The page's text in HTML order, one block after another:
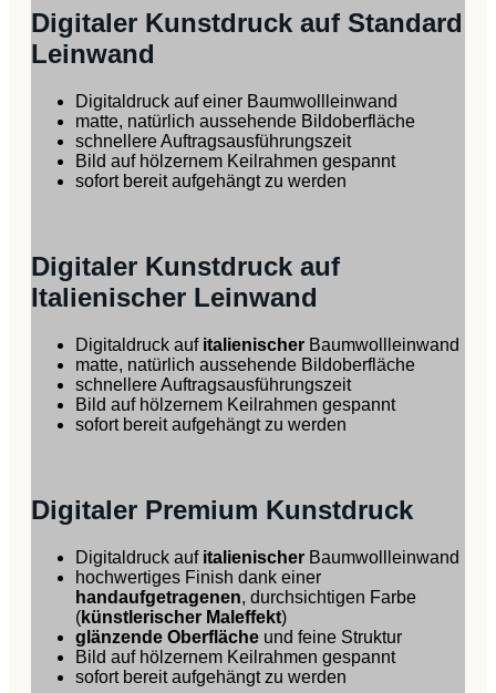
Digitaler Kunstdruck auf Standard
Leinwand
Digitaldruck auf einer Baumwollleinwand
matte, natürlich aussehende Bildoberfläche
schnellere Auftragsausführungszeit
Bild auf hölzernem Keilrahmen gespannt
sofort bereit aufgehängt zu werden
Digitaler Kunstdruck auf
Italienischer Leinwand
Digitaldruck auf italienischer Baumwollleinwand
matte, natürlich aussehende Bildoberfläche
schnellere Auftragsausführungszeit
Bild auf hölzernem Keilrahmen gespannt
sofort bereit aufgehängt zu werden
Digitaler Premium Kunstdruck
Digitaldruck auf italienischer Baumwollleinwand
hochwertiges Finish dank einer
handaufgetragenen, durchsichtigen Farbe
(künstlerischer Maleffekt)
glänzende Oberfläche und feine Struktur
Bild auf hölzernem Keilrahmen gespannt
sofort bereit aufgehängt zu werden